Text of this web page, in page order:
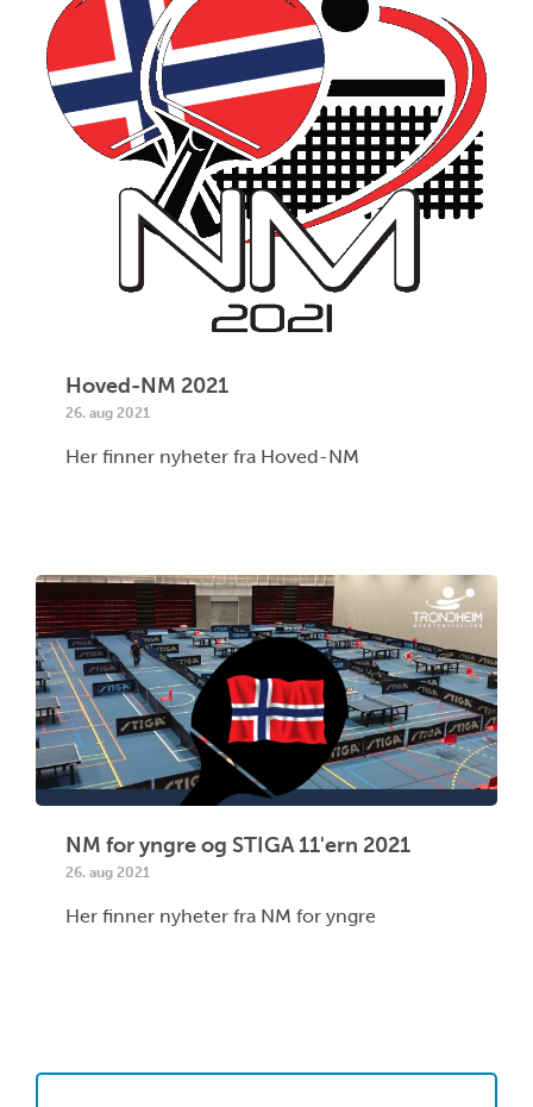
Hoved-NM 2021
26. aug 2021
Her finner nyheter fra Hoved-NM
NM for yngre og STIGA 11'ern 2021
26. aug 2021
Her finner nyheter fra NM for yngre